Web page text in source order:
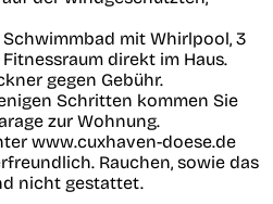
mit Whirlpool, 3
direkt im Haus.
gegen Gebühr.
Schritten kommen Sie
zur Wohnung.
www.cuxhaven-doese.de
Rauchen, sowie das
nicht gestattet.